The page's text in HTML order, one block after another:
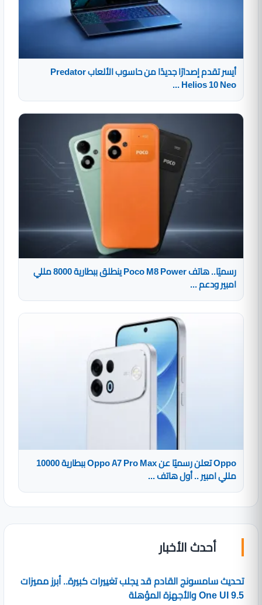
أيسر تقدم إصدارًا جديدًا من حاسوب الألعاب Predator
Helios 10 Neo ...
رسميًا.. هاتف Poco M8 Power ينطلق ببطارية 8000 مللي
امبير ودعم ...
Oppo تعلن رسميًا عن Oppo A7 Pro Max ببطارية 10000
مللي امبير .. أول هاتف ...
أحدث الأخبار
تحديث سامسونج القادم قد يجلب تغييرات كبيرة.. أبرز مميزات
One UI 9.5 والأجهزة المؤهلة